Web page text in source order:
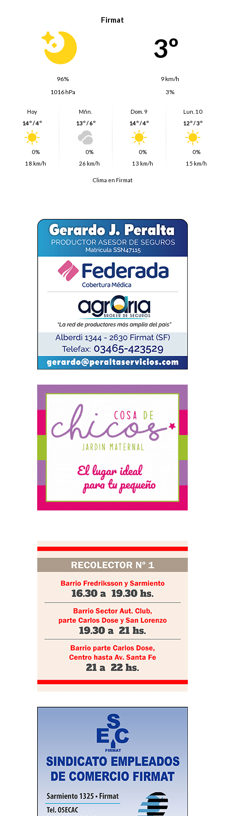
Firmat
3º
96%
9 km/h
1016 hPa
3%
Hoy
14º / 4º
0%
18 km/h
Mñn.
13º / 6º
0%
26 km/h
Dom. 9
14º / 4º
0%
13 km/h
Lun. 10
12º / 3º
0%
15 km/h
Clima en Firmat